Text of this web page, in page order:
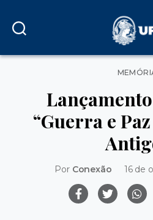
“Guerra e
Por Conexão 16 de